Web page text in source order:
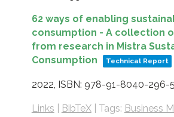
62 ways of enabling
consumption - A collection
from research in Mistra
Consumption
Technical Report
2022, ISBN: 978-91-8040-296-5
Links BibTeX| Tags: Business